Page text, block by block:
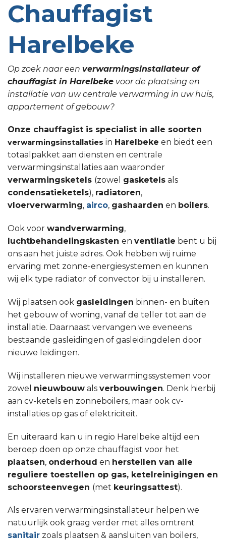
Chauffagist
Harelbeke
Op zoek naar een verwarmingsinstallateur of
chauffagist in Harelbeke voor de plaatsing en
installatie van uw centrale verwarming in uw huis,
appartement of gebouw?
Onze chauffagist is specialist in alle soorten
verwarmingsinstallaties in Harelbeke en biedt een
totaalpakket aan diensten en centrale
verwarmingsinstallaties aan waaronder
verwarmingsketels (zowel gasketels als
condensatieketels), radiatoren,
vloerverwarming, airco, gashaarden en boilers.
Ook voor wandverwarming,
luchtbehandelingskasten en ventilatie bent u bij
ons aan het juiste adres. Ook hebben wij ruime
ervaring met zonne-energiesystemen en kunnen
wij elk type radiator of convector bij u installeren.
Wij plaatsen ook gasleidingen binnen- en buiten
het gebouw of woning, vanaf de teller tot aan de
installatie. Daarnaast vervangen we eveneens
bestaande gasleidingen of gasleidingdelen door
nieuwe leidingen.
Wij installeren nieuwe verwarmingssystemen voor
zowel nieuwbouw als verbouwingen. Denk hierbij
aan cv-ketels en zonneboilers, maar ook cv-
installaties op gas of elektriciteit.
En uiteraard kan u in regio Harelbeke altijd een
beroep doen op onze chauffagist voor het
plaatsen, onderhoud en herstellen van alle
reguliere toestellen op gas, ketelreinigingen en
schoorsteenvegen (met keuringsattest).
Als ervaren verwarmingsinstallateur helpen we
natuurlijk ook graag verder met alles omtrent
sanitair zoals plaatsen & aansluiten van boilers,